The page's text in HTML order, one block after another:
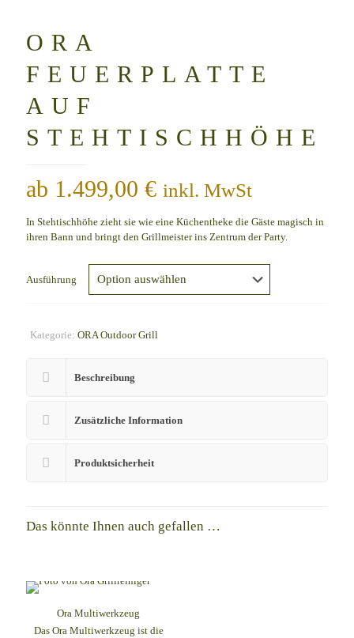
ORA
FEUERPLATTE
AUF
STEHTISCHHÖHE
ab 1.499,00 € inkl. MwSt
In Stehtischhöhe zieht sie wie eine Küchentheke die Gäste magisch in
ihren Bann und bringt den Grillmeister ins Zentrum der Party.
Ausführung
Kategorie: ORA Outdoor Grill
Beschreibung
Zusätzliche Information
Produktsicherheit
Das könnte Ihnen auch gefallen …
Ora Multiwerkzeug
Das Ora Multiwerkzeug ist die